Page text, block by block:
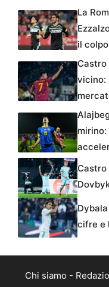
La
il colpo
Castro
vicino:
mirino:
Castro
cifre e
Chi siamo -